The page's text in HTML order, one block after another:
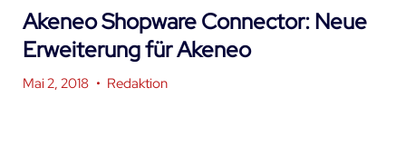
Akeneo Shopware Connector: Neue
Erweiterung für Akeneo
Mai 2, 2018 • Redaktion